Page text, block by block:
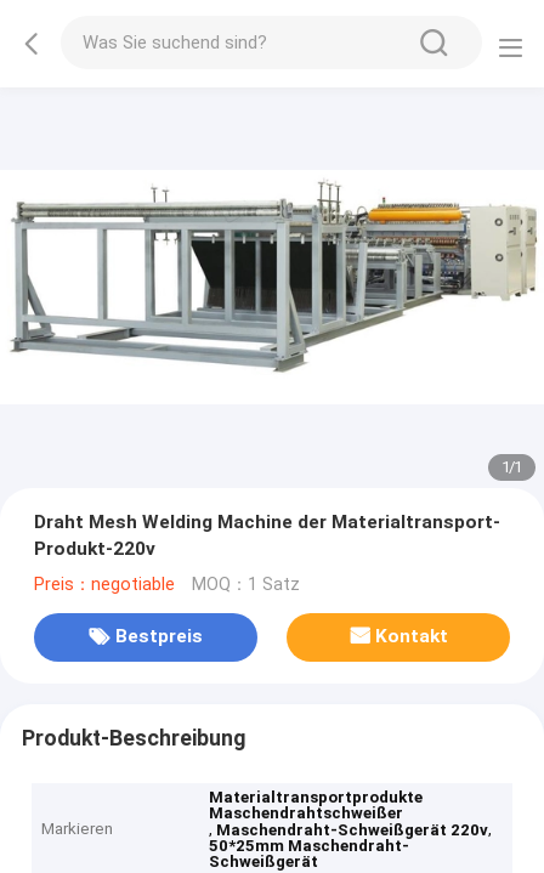
1/1
Draht Mesh Welding Machine der Materialtransport-
Produkt-220v
Preis：negotiable MOQ：1 Satz
Bestpreis Kontakt
Produkt-Beschreibung
Markieren
Materialtransportprodukte
Maschendrahtschweißer
, Maschendraht-Schweißgerät 220v,
50*25mm Maschendraht-
Schweißgerät